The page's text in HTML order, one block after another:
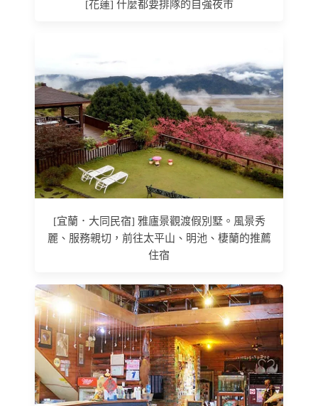
[花蓮] 什麼都要排隊的自強夜市
[宜蘭．大同民宿] 雅廬景觀渡假別墅。風景秀
麗、服務親切，前往太平山、明池、棲蘭的推薦
住宿